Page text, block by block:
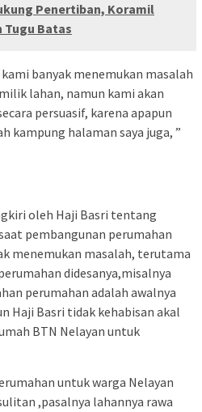
Penertiban, Koramil
Tugu Batas
banyak menemukan masalah
lahan, namun kami akan
persuasif, karena apapun
kampung halaman saya juga, ”
oleh Haji Basri tentang
pembangunan perumahan
menemukan masalah, terutama
didesanya,misalnya
perumahan adalah awalnya
Haji Basri tidak kehabisan akal
BTN Nelayan untuk
untuk warga Nelayan
,pasalnya lahannya rawa